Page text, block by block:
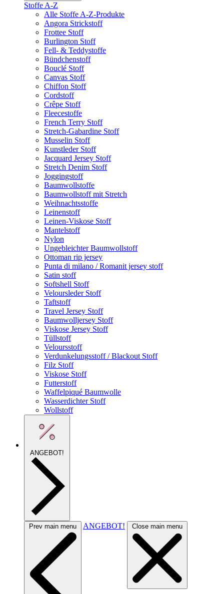
Stoffe A-Z
Alle Stoffe A-Z-Produkte
Angora Strickstoff
Frottee Stoff
Burlington Stoff
Fell- & Teddystoffe
Bündchenstoff
Bouclé Stoff
Canvas Stoff
Chiffon Stoff
Cordstoff
Crêpe Stoff
Fleecestoffe
French Terry Stoff
Stretch-Gabardine Stoff
Musselin Stoff
Kunstleder Stoff
Jacquard Jersey Stoff
Stretch Denim Stoff
Joggingstoff
Baumwollstoffe
Baumwollstoff mit Stretch
Weihnachtsstoffe
Leinenstoff
Leinen-Viskose Stoff
Mantelstoff
Nylon
Ungebleichter Baumwollstoff
Ottoman rip jersey
Punta di milano / Romanit jersey stoff
Satin stoff
Softshell Stoff
Veloursleder Stoff
Taftstoff
Travel Jersey Stoff
Baumwolljersey Stoff
Viskose Jersey Stoff
Tüllstoff
Veloursstoff
Verdunkelungsstoff / Blackout Stoff
Filz Stoff
Viskose Stoff
Futterstoff
Waffelpiqué Baumwolle
Wasserdichter Stoff
Wollstoff
ANGEBOT!
Prev main menu ANGEBOT! Close main menu